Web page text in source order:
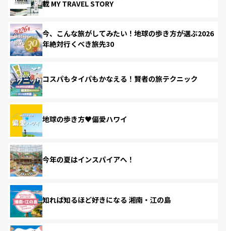
載 MY TRAVEL STORY
今、こんな旅がしてみたい！地球の歩き方が選ぶ2026
年絶対行くべき旅先30
コスパもタイパもかなえる！賢者の旅テクニック
地球の歩き方♥偏愛ハワイ
今年の夏はインスパイアへ！
知れば知るほど好きになる 湘南・江の島